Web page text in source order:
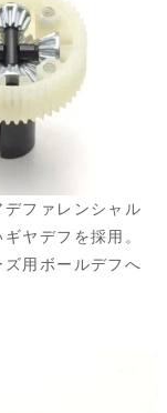
ファレンシャル
ヤデフを採用。
用ボールデフへ